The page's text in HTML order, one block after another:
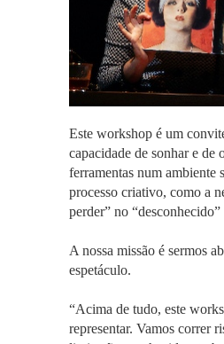
Este workshop é um
capacidade de sonhar e de
ferramentas num ambiente
processo criativo, como a
perder” no
A nossa missão é sermos
espetáculo.
“Acima de tudo, este
representar. Vamos correr